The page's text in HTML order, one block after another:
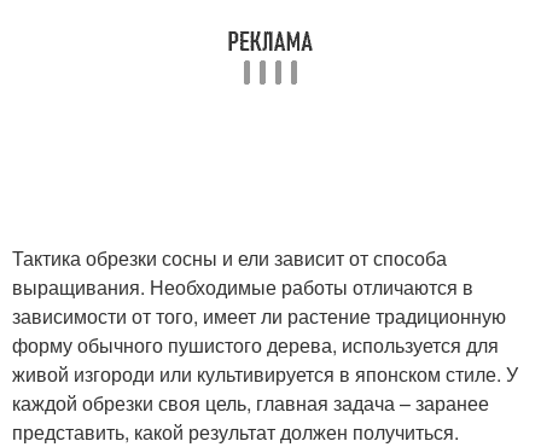
Тактика обрезки сосны и ели зависит от способа
выращивания. Необходимые работы отличаются в
зависимости от того, имеет ли растение традиционную
форму обычного пушистого дерева, используется для
живой изгороди или культивируется в японском стиле. У
каждой обрезки своя цель, главная задача – заранее
представить, какой результат должен получиться.